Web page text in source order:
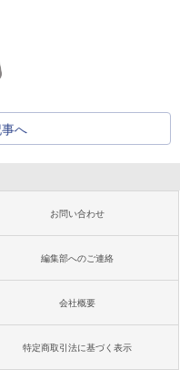
へ
お問い合わせ
編集部へのご連絡
会社概要
特定商取引法に基づく表示